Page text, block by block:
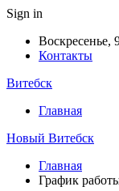
Sign in
Воскресенье,
Контакты
Витебск
Главная
Новый Витебск
Главная
График